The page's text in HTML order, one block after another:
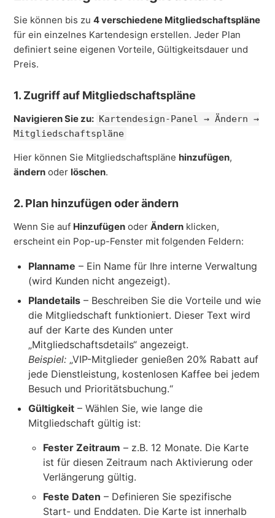
Sie können bis zu4 verschiedene Mitgliedschaftspläne
für ein einzelnes Kartendesign erstellen. Jeder Plan
definiert seine eigenen Vorteile, Gültigkeitsdauer und
Preis.
1. Zugriff auf Mitgliedschaftspläne
Navigieren Sie zu: Kartendesign-Panel → Ändern →
Mitgliedschaftspläne
Hier können Sie Mitgliedschaftspläne hinzufügen,
ändern oder löschen.
2. Plan hinzufügen oder ändern
Wenn Sie auf Hinzufügen oderÄndern klicken,
erscheint ein Pop-up-Fenster mit folgenden Feldern:
Planname – Ein Name für Ihre interne Verwaltung
(wird Kunden nicht angezeigt).
Plandetails – Beschreiben Sie die Vorteile und wie
die Mitgliedschaft funktioniert. Dieser Text wird
auf der Karte des Kunden unter
„Mitgliedschaftsdetails“ angezeigt.
Beispiel: „VIP-Mitglieder genießen 20% Rabatt auf
jede Dienstleistung, kostenlosen Kaffee bei jedem
Besuch und Prioritätsbuchung.“
Gültigkeit – Wählen Sie, wie lange die
Mitgliedschaft gültig ist:
Fester Zeitraum – z.B. 12 Monate. Die Karte
ist für diesen Zeitraum nach Aktivierung oder
Verlängerung gültig.
Feste Daten – Definieren Sie spezifische
Start- und Enddaten. Die Karte ist innerhalb